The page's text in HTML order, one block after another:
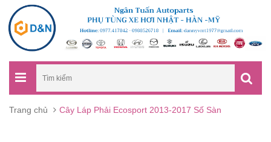
Trang chủ Cây Láp Phải Ecosport 2013-2017 Số Sàn